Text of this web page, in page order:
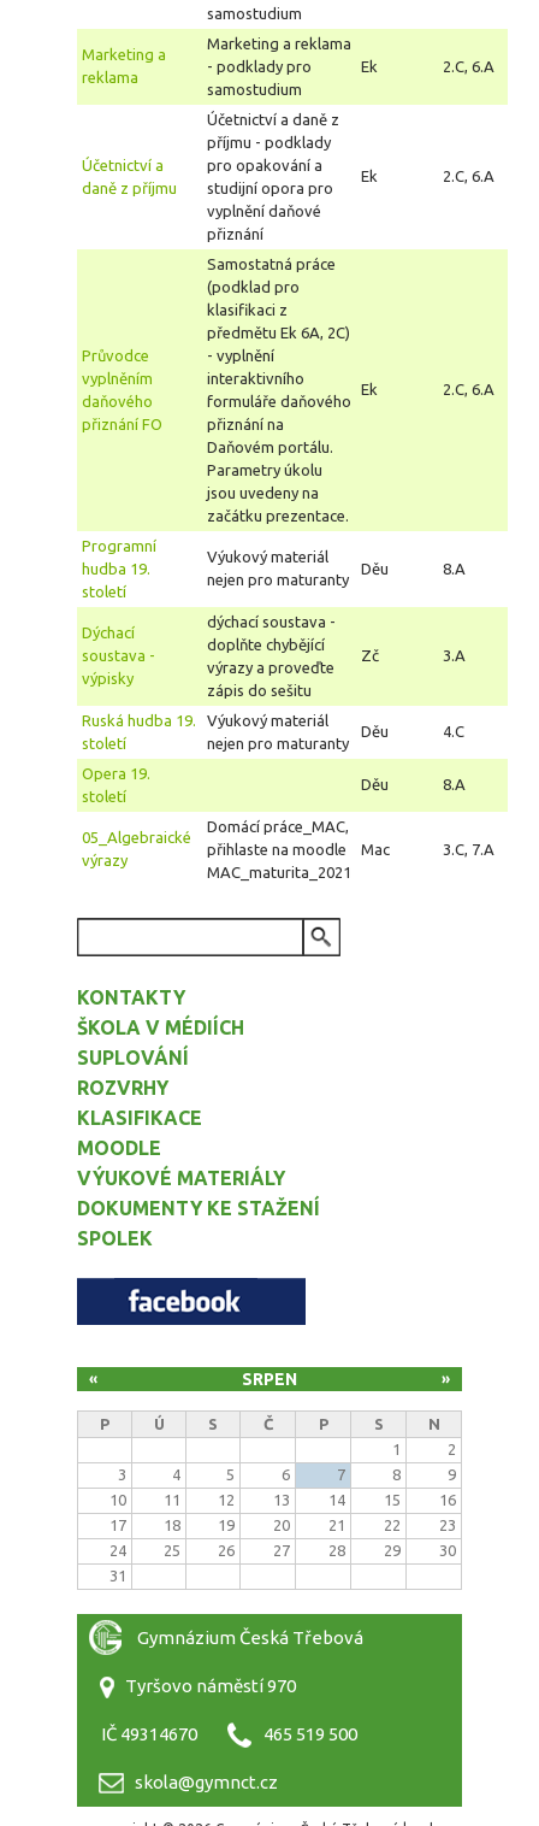
samostudium
Marketing a
reklama
Marketing a reklama
- podklady pro
samostudium
Ek 2.C, 6.A
Účetnictví a
daně z příjmu
Účetnictví a daně z
příjmu - podklady
pro opakování a
studijní opora pro
vyplnění daňové
přiznání
Ek 2.C, 6.A
Průvodce
vyplněním
daňového
přiznání FO
Samostatná práce
(podklad pro
klasifikaci z
předmětu Ek 6A, 2C)
- vyplnění
interaktivního
formuláře daňového
přiznání na
Daňovém portálu.
Parametry úkolu
jsou uvedeny na
začátku prezentace.
Ek 2.C, 6.A
Programní
hudba 19.
století
Výukový materiál
nejen pro maturanty
Děu 8.A
Dýchací
soustava -
výpisky
dýchací soustava -
doplňte chybějící
výrazy a proveďte
zápis do sešitu
Zč 3.A
Ruská hudba 19.
století
Výukový materiál
nejen pro maturanty
Děu 4.C
Opera 19.
století
Děu 8.A
05_Algebraické
výrazy
Domácí práce_MAC,
přihlaste na moodle
MAC_maturita_2021
Mac 3.C, 7.A
KONTAKTY
ŠKOLA V MÉDIÍCH
SUPLOVÁNÍ
ROZVRHY
KLASIFIKACE
MOODLE
VÝUKOVÉ MATERIÁLY
DOKUMENTY KE STAŽENÍ
SPOLEK
SRPEN
« »
P Ú S Č P S
N
1
2
3
4 5 6 7 8
9
10
11 12 13 14 15
16
17
18 19 20 21 22
23
24
25 26 27 28 29
30
31
Gymnázium Česká Třebová
Tyršovo náměstí 970
IČ 49314670 465 519 500
skola@gymnct.cz